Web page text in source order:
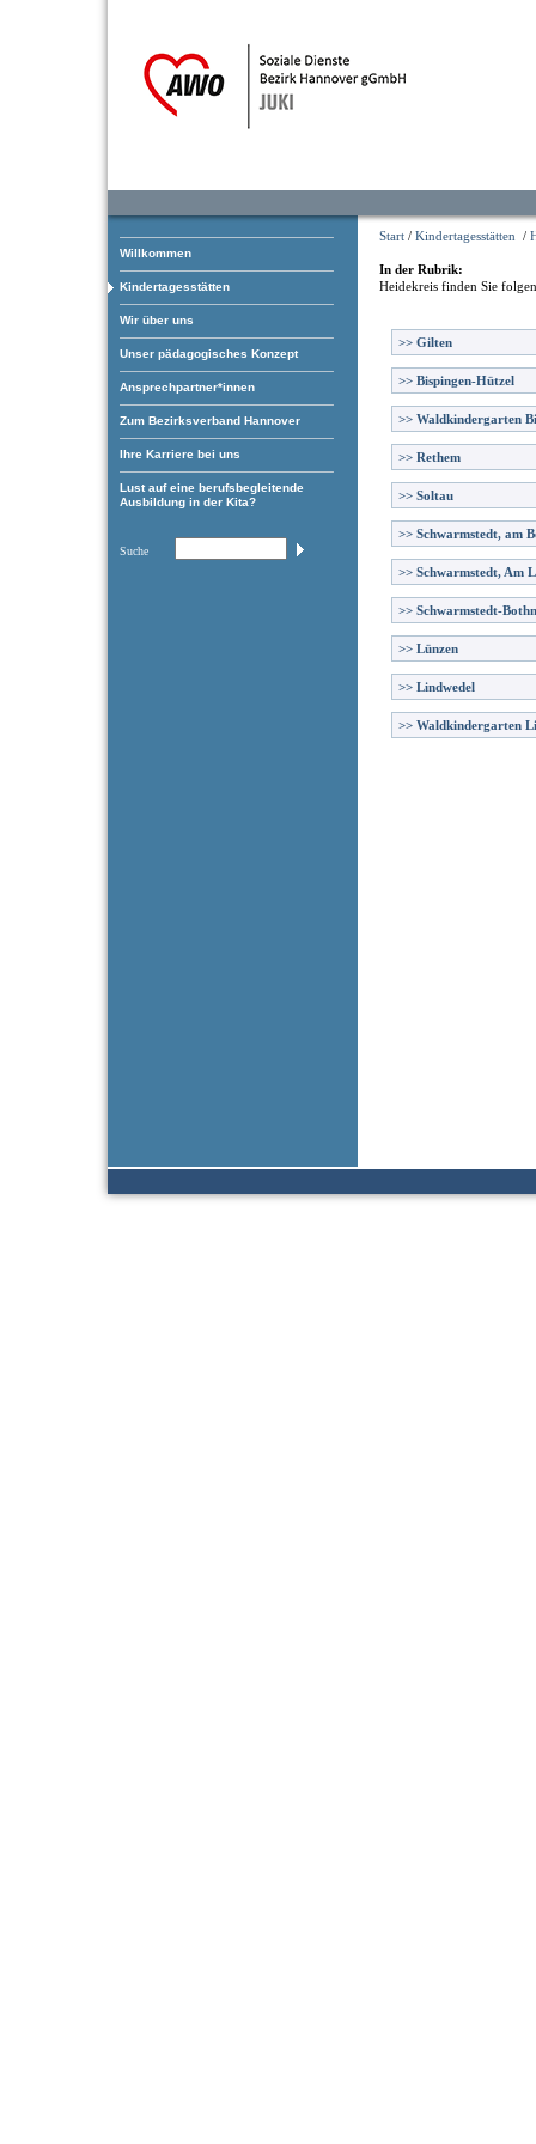
Willkommen
Kindertagesstätten
Wir über uns
Unser pädagogisches Konzept
Ansprechpartner*innen
Zum Bezirksverband Hannover
Ihre Karriere bei uns
Lust auf eine berufsbegleitende
Ausbildung in der Kita?
Suche
Start / Kindertagesstätten /
In der Rubrik:
Heidekreis finden Sie
>> Gilten
>> Bispingen-Hützel
>> Waldkindergarten
>> Rethem
>> Soltau
>> Schwarmstedt, am
>> Schwarmstedt, Am
>> Schwarmstedt-
>> Lünzen
>> Lindwedel
>> Waldkindergarten